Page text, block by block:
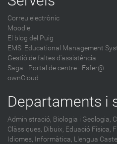
Correu electrònic
Moodle
El blog del Puig
EMS: Educational Management
Gestió de faltes d'assistència
Saga - Portal de centre - Esfer@
ownCloud
Departaments i
Administració, Biologia i Geologia,
Clàssiques, Dibuix, Eduació Física,
Idiomes, Informàtica, Llengua